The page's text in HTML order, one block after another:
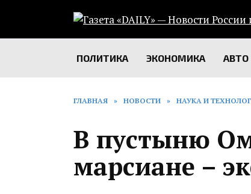
содержанию
ПОЛИТИКА ЭКОНОМИКА АВТО
ГЛАВНАЯ » НОВОСТИ » НАУКА И
В пустыню
марсиане –